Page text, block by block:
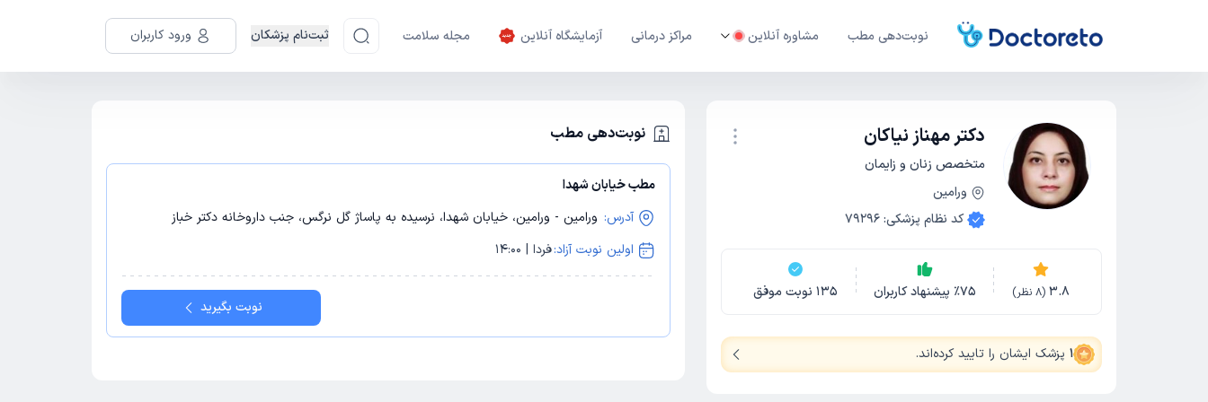
نوبت‌دهی مطب مشاوره آنلاین مراکز درمانی آزمایشگاه آنلاین مجله سلامت ثبت‌نام پزشکان ورود کاربران
دکتر مهناز نیاکان
متخصص زنان و زایمان
ورامین
کد نظام پزشکی:
79296
3.8
(
8 نظر) ٪75 پیشنهاد کاربران 135 نوبت موفق
1 پزشک ایشان را تایید کرده‌اند.
نوبت‌دهی مطب
مطب خیابان شهدا
آدرس: ورامین - ورامین، خیابان شهدا، نرسیده به پاساژ گل نرگس، جنب داروخانه دکتر خباز
اولین نوبت آزاد:فردا | 14:00
نوبت بگیرید